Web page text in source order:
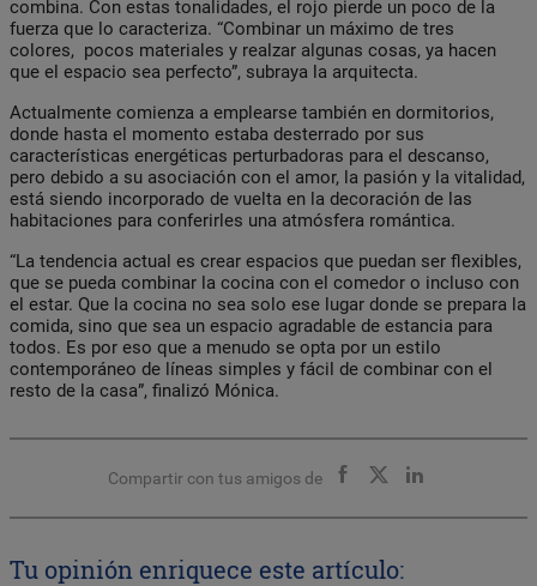
combina. Con estas tonalidades, el rojo pierde un poco de la
fuerza que lo caracteriza. “Combinar un máximo de tres
colores, pocos materiales y realzar algunas cosas, ya hacen
que el espacio sea perfecto”, subraya la arquitecta.
Actualmente comienza a emplearse también en dormitorios,
donde hasta el momento estaba desterrado por sus
características energéticas perturbadoras para el descanso,
pero debido a su asociación con el amor, la pasión y la vitalidad,
está siendo incorporado de vuelta en la decoración de las
habitaciones para conferirles una atmósfera romántica.
“La tendencia actual es crear espacios que puedan ser flexibles,
que se pueda combinar la cocina con el comedor o incluso con
el estar. Que la cocina no sea solo ese lugar donde se prepara la
comida, sino que sea un espacio agradable de estancia para
todos. Es por eso que a menudo se opta por un estilo
contemporáneo de líneas simples y fácil de combinar con el
resto de la casa”, finalizó Mónica.
Compartir con tus amigos de
Tu opinión enriquece este artículo: